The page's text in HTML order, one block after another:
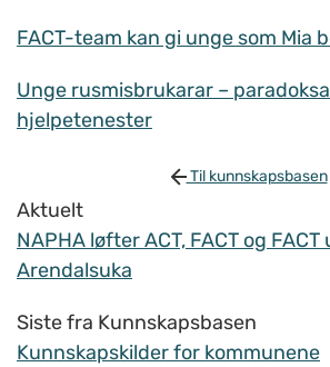
FACT-team kan gi unge som Mia
Unge rusmisbrukarar –
hjelpetenester
Til kunnskapsbasen
Aktuelt
NAPHA løfter ACT, FACT og
Arendalsuka
Siste fra Kunnskapsbasen
Kunnskapskilder for kommunene